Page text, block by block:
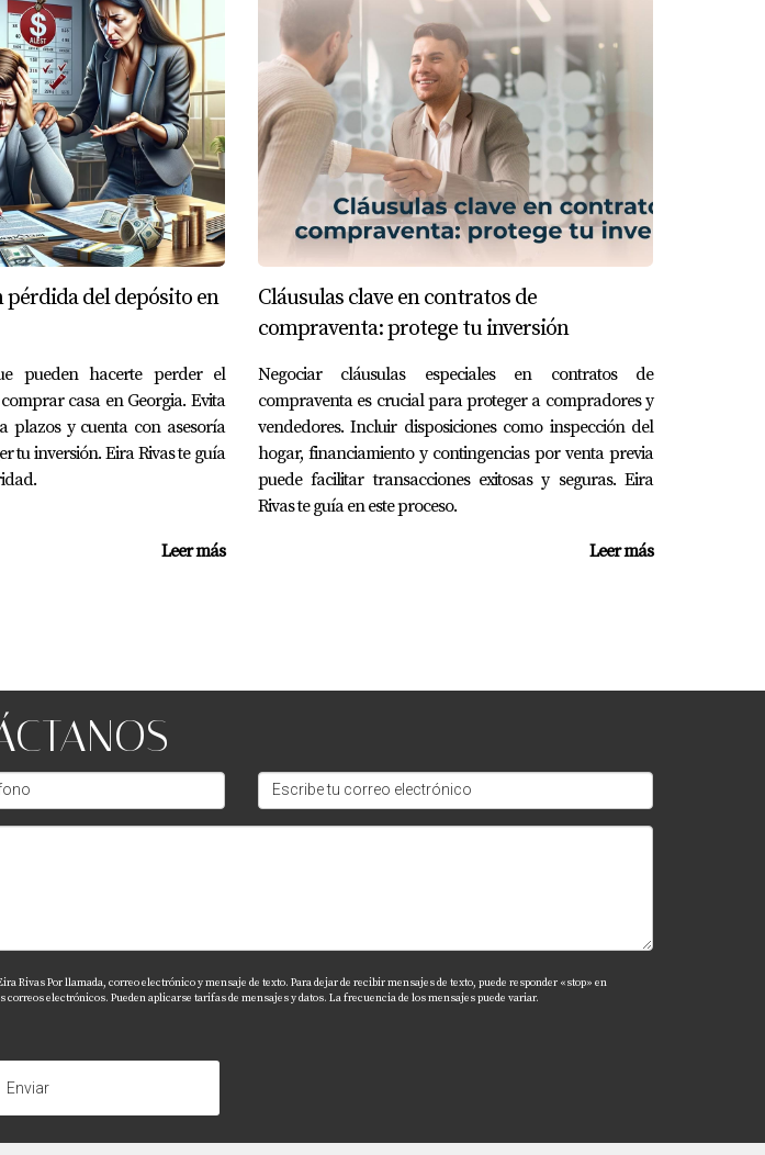
pérdida del depósito en
pueden hacerte perder el
casa en Georgia. Evita
plazos y cuenta con asesoría
tu inversión. Eira Rivas te guía
Leer más
Cláusulas clave en contratos de
compraventa: protege tu inversión
Negociar cláusulas especiales en contratos de
compraventa es crucial para proteger a compradores y
vendedores. Incluir disposiciones como inspección del
hogar, financiamiento y contingencias por venta previa
puede facilitar transacciones exitosas y seguras. Eira
Rivas te guía en este proceso.
Leer más
Rivas Por llamada, correo electrónico y mensaje de texto. Para dejar de recibir mensajes de texto, puede responder «stop» en
electrónicos. Pueden aplicarse tarifas de mensajes y datos. La frecuencia de los mensajes puede variar.
Enviar